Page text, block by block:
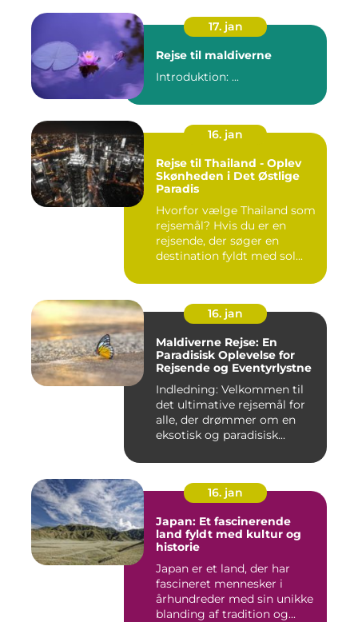
17. jan
Rejse til maldiverne
Introduktion: ...
16. jan
Rejse til Thailand - Oplev
Skønheden i Det Østlige
Paradis
Hvorfor vælge Thailand som
rejsemål? Hvis du er en
rejsende, der søger en
destination fyldt med sol...
16. jan
Maldiverne Rejse: En
Paradisisk Oplevelse for
Rejsende og Eventyrlystne
Indledning: Velkommen til
det ultimative rejsemål for
alle, der drømmer om en
eksotisk og paradisisk...
16. jan
Japan: Et fascinerende
land fyldt med kultur og
historie
Japan er et land, der har
fascineret mennesker i
århundreder med sin unikke
blanding af tradition og...